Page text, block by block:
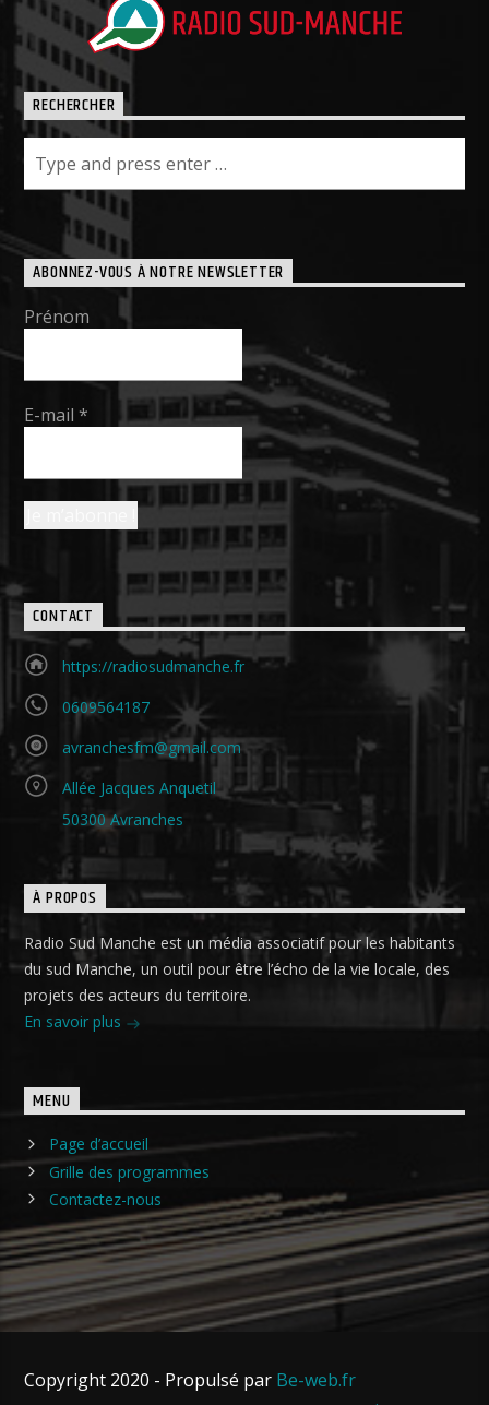
RECHERCHER
ABONNEZ-VOUS À NOTRE NEWSLETTER
Prénom
E-mail*
CONTACT
https://radiosudmanche.fr
0609564187
avranchesfm@gmail.com
Allée Jacques Anquetil
50300 Avranches
À PROPOS
Radio Sud Manche est un média associatif pour les habitants
du sud Manche, un outil pour être l’écho de la vie locale, des
projets des acteurs du territoire.
En savoir plus
MENU
Page d’accueil
Grille des programmes
Contactez-nous
Copyright 2020 - Propulsé par Be-web.fr